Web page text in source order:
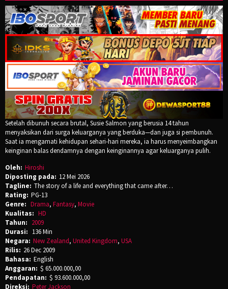
Setelah dibunuh secara brutal, Susie Salmon yang berusia 14 tahun
menyaksikan dari surga keluarganya yang berduka—dan juga si pembunuh.
Saat ia mengamati kehidupan sehari-hari mereka, ia harus menyeimbangkan
keinginan balas dendamnya dengan keinginannya agar keluarganya pulih.
Oleh: Hiroshi
Diposting pada: 12 Mei 2026
Tagline: The story of a life and everything that came after…
Rating: PG-13
Genre: Drama, Fantasy, Movie
Kualitas: HD
Tahun: 2009
Durasi: 136 Min
Negara: New Zealand, United Kingdom, USA
Rilis: 26 Dec 2009
Bahasa: English
Anggaran: $ 65.000.000,00
Pendapatan: $ 93.600.000,00
Direksi: Peter Jackson